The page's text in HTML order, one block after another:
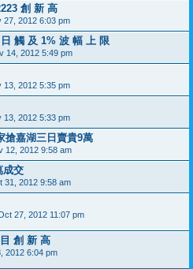
創 新 高
27, 2012 6:03 pm
觸 及 1% 波 幅 上 限
14, 2012 5:49 pm
13, 2012 5:35 pm
13, 2012 5:33 pm
搶嘉湖三日賣貴9萬
12, 2012 9:58 am
成交
31, 2012 9:58 am
27, 2012 11:07 pm
創 新 高
2012 6:04 pm